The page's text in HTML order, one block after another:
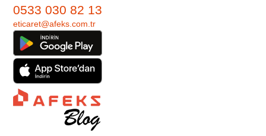
0533 030 82 13
eticaret@afeks.com.tr